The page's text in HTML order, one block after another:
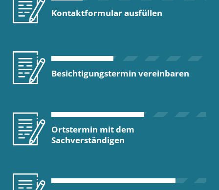
Kontaktformular ausfüllen
Besichtigungstermin vereinbaren
Ortstermin mit dem
Sachverständigen